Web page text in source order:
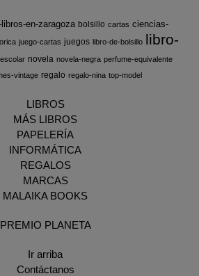
libros-en-zaragoza bolsillo cartas ciencias-
juego-cartas juegos libro-de-bolsillo libro-
novela novela-negra perfume-equivalente
vintage regalo regalo-nina top-model
LIBROS
MÁS LIBROS
PAPELERÍA
INFORMÁTICA
REGALOS
MARCAS
MALAIKA BOOKS
PREMIO PLANETA
Ir arriba
Contáctanos